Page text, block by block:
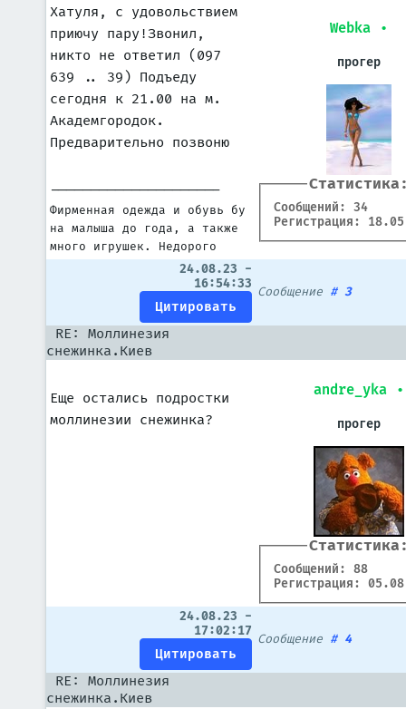
Хатуля, с удовольствием
приючу пару!Звонил,
никто не ответил (097
639 .. 39) Подъеду
сегодня к 21.00 на м.
Академгородок.
Предварительно позвоню
---------------------
Фирменная одежда и обувь бу
на малыша до года, а также
много игрушек. Недорого
Webka •
прогер
Сообщений: 34
Регистрация:
24.08.23 -
16:54:33
Сообщение #3
RE: Моллинезия
снежинка.Киев
Еще остались подростки
моллинезии снежинка?
andre_yka •
прогер
Сообщений: 88
Регистрация:
24.08.23 -
17:02:17
Сообщение # 4
RE: Моллинезия
снежинка.Киев